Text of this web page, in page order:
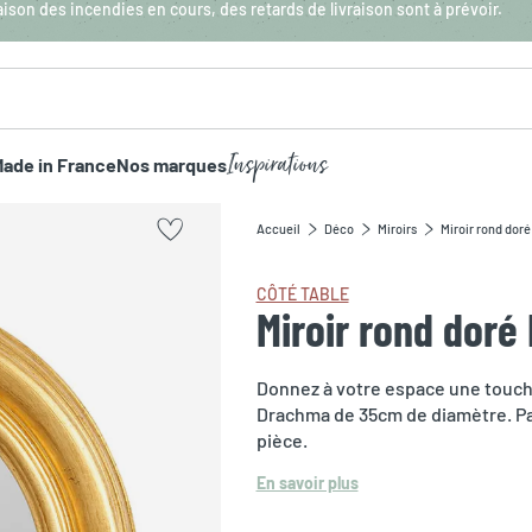
des incendies en cours, des retards de livraison sont à prévoir.
in FranceNos marquesInspirations
Accueil Déco Miroirs Miroir rond
CÔTÉ TABLE
Miroir rond doré
Donnez à votre espace une
Drachma de 35cm de diamètre.
pièce.
En savoir plus